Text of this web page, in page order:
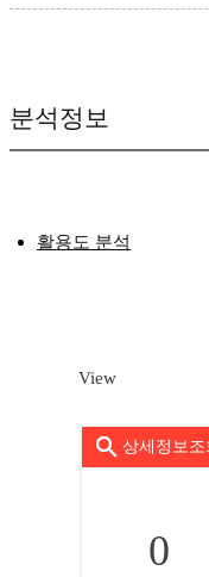
분석정보
활용도 분석
View
상세정보조
0